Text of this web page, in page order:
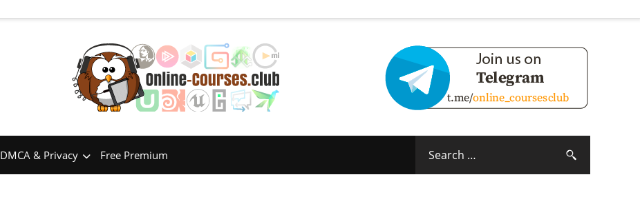
DMCA & Privacy Free Premium